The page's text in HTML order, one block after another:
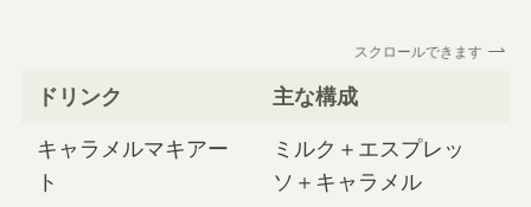
スクロールできます
ドリンク 主な構成
キャラメルマキアー
ト
ミルク＋エスプレッ
ソ＋キャラメル